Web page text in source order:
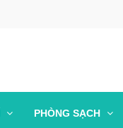
PHÒNG SẠCH